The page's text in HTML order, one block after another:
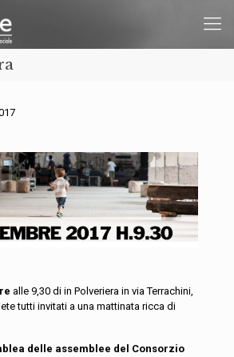
alle 9,30 di in Polveriera in via Terrachini,
tutti invitati a una mattinata ricca di
delle assemblee del Consorzio